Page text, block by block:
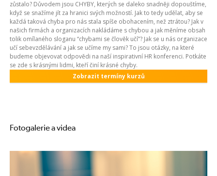
zůstalo? Důvodem jsou CHYBY, kterých se daleko snadněji dopouštíme,
když se snažíme jít za hranici svých možností. Jak to tedy udělat, aby se
každá taková chyba pro nás stala spíše obohacením, než ztrátou? Jak v
našich firmách a organizacích nakládáme s chybou a jak měníme obsah
tolik omílaného sloganu “chybami se člověk učí”? Jak se u nás organizace
učí sebevzdělávání a jak se učíme my sami? To jsou otázky, na které
budeme objevovat odpovědi na naší inspirativní HR konferenci. Potkáte
se zde s krásnými lidmi, kteří činí krásné chyby.
Zobrazit termíny kurzů
Fotogalerie a videa